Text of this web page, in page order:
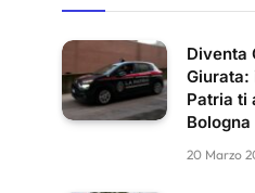
Diventa
Giurata:
Patria ti
Bologna
20 Marzo